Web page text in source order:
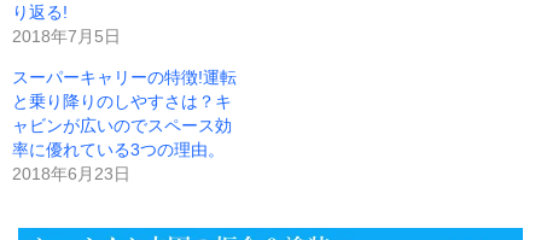
り返る!
2018年7月5日
スーパーキャリーの特徴!運転
と乗り降りのしやすさは？キ
ャビンが広いのでスペース効
率に優れている3つの理由。
2018年6月23日